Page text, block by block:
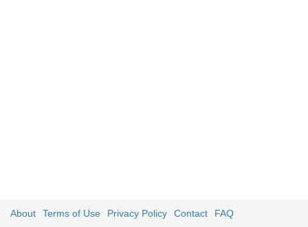
About Terms of Use Privacy Policy Contact FAQ